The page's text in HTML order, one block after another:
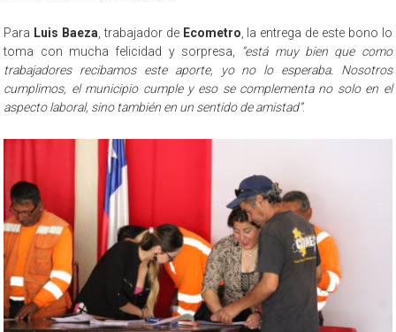
Para Luis Baeza , trabajador de Ecometro , la entrega de este bono lo
toma con mucha felicidad y sorpresa,
“está muy bien que como
trabajadores recibamos este aporte, yo no lo esperaba. Nosotros
cumplimos, el municipio cumple y eso se complementa no solo en el
aspecto laboral, sino también en un sentido de amistad”.